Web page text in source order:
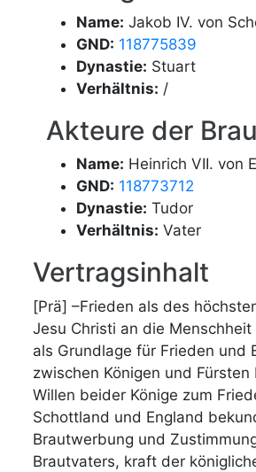
Name: Jakob IV. von
GND: 118775839
Dynastie: Stuart
Verhältnis: /
Akteure der
Name: Heinrich VII. von
GND: 118773712
Dynastie: Tudor
Verhältnis: Vater
Vertragsinhalt
[Prä] –Frieden als des
Jesu Christi an die
als Grundlage für Frieden und
zwischen Königen und
Willen beider Könige zum
Schottland und England
Brautwerbung und
Brautvaters, kraft der